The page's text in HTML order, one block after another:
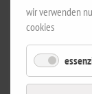
wir verwenden
cookies